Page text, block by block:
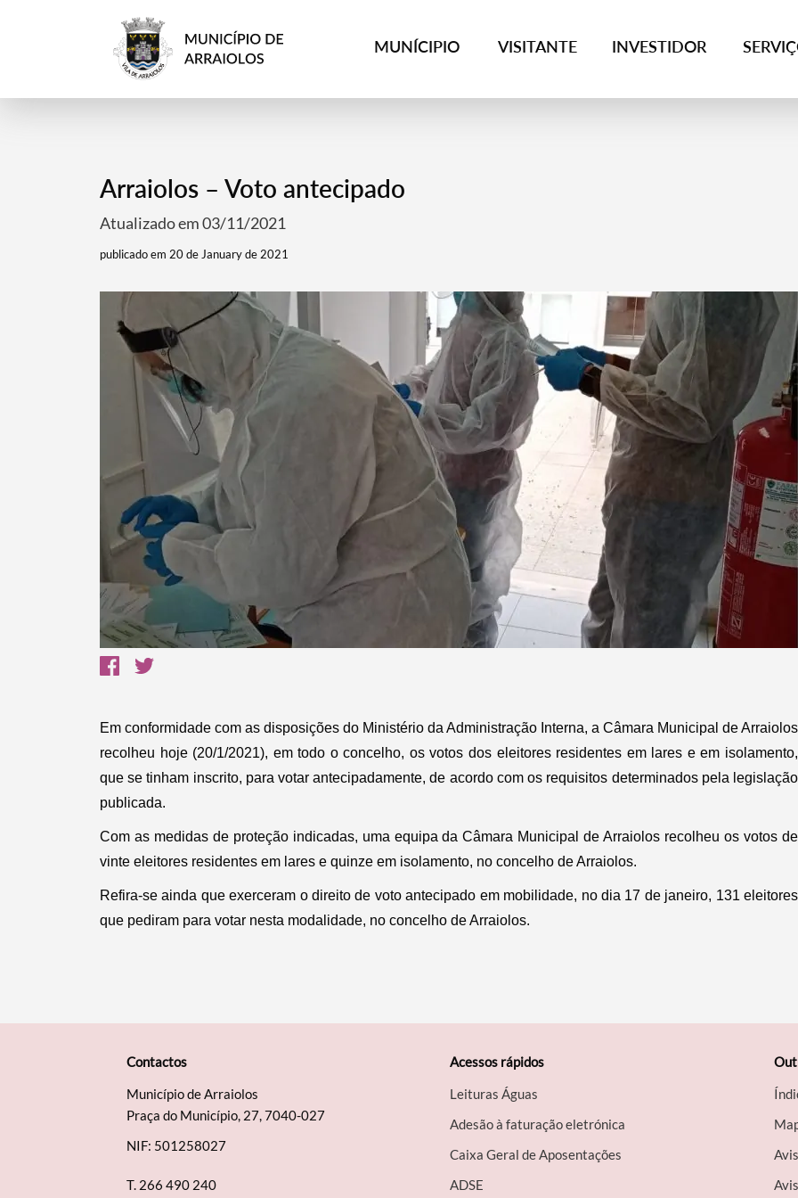
MUNÍCIPIO VISITANTE INVESTIDOR
Termo de Pesquisa
Categorias gerais
Filtros
Arraiolos – Voto antecipado
Atualizado em 03/11/2021
publicado em 20 de January de 2021
Em conformidade com as disposições do Ministério da Administração Interna, a Câmara Municipal de Arraiolos
recolheu hoje (20/1/2021), em todo o concelho, os votos dos eleitores residentes em lares e em isolamento,
que se tinham inscrito, para votar antecipadamente, de acordo com os requisitos determinados pela legislação
publicada.
Com as medidas de proteção indicadas, uma equipa da Câmara Municipal de Arraiolos recolheu os votos de
vinte eleitores residentes em lares e quinze em isolamento, no concelho de Arraiolos.
Refira-se ainda que exerceram o direito de voto antecipado em mobilidade, no dia 17 de janeiro, 131 eleitores
que pediram para votar nesta modalidade, no concelho de Arraiolos.
Contactos
Município de Arraiolos
Praça do Município, 27, 7040-027
NIF: 501258027
T. 266 490 240
Acessos rápidos
Leituras Águas
Adesão à faturação eletrónica
Caixa Geral de Aposentações
A​DSE